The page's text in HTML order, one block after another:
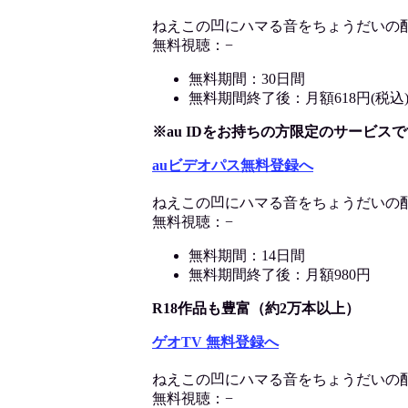
ねえこの凹にハマる音をちょうだいの
無料視聴：−
無料期間：30日間
無料期間終了後：月額618円(税込)
※au IDをお持ちの方限定のサービス
auビデオパス無料登録へ
ねえこの凹にハマる音をちょうだいの
無料視聴：−
無料期間：14日間
無料期間終了後：月額980円
R18作品も豊富（約2万本以上）
ゲオTV 無料登録へ
ねえこの凹にハマる音をちょうだいの
無料視聴：−